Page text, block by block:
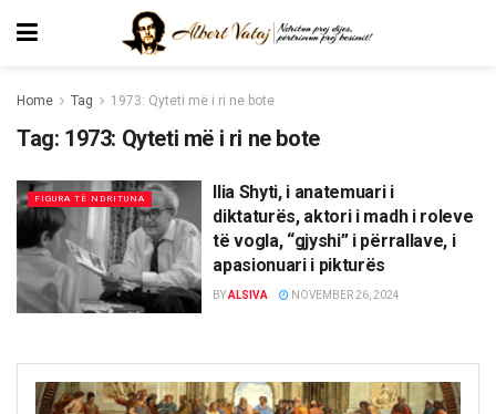
Home Tag 1973: Qyteti më i ri ne bote
Tag: 1973: Qyteti më i ri ne bote
FIGURA TË NDRITUNA
Ilia Shyti, i anatemuari i
diktaturës, aktori i madh i roleve
të vogla, “gjyshi” i përrallave, i
apasionuari i pikturës
BYALSIVA NOVEMBER 26, 2024